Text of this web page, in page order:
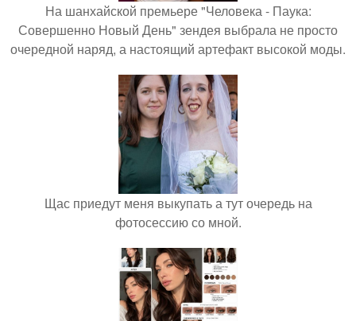
На шанхайской премьере "Человека - Паука:
Совершенно Новый День" зендея выбрала не просто
очередной наряд, а настоящий артефакт высокой моды.
Щас приедут меня выкупать а тут очередь на
фотосессию со мной.